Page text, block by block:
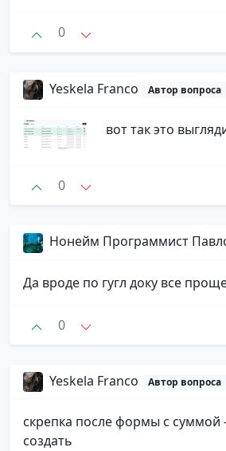
0
Yeskela Franco Автор вопроса
вот так это
0
Нонейм Программист
Да вроде по гугл доку все
0
Yeskela Franco Автор вопроса
скрепка после формы с суммой
создать